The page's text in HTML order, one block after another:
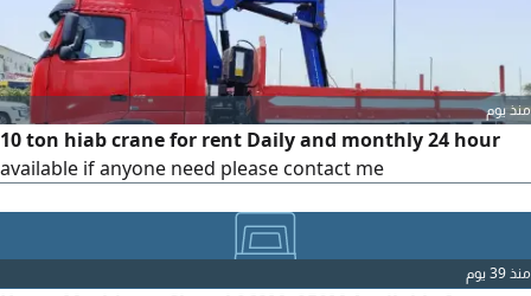
منذ يوم
10 ton hiab crane for rent Daily and monthly 24 hour
available if anyone need please contact me
منذ 39 يوم